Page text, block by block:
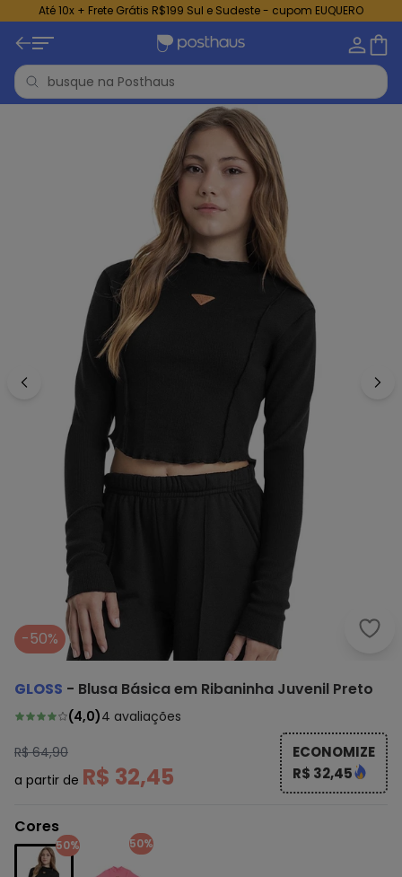
Até 10x + Frete Grátis R$199 Sul e Sudeste - cupom EUQUERO
-50%
GLOSS - Blusa Básica em Ribaninha Juvenil Preto
(4,0)4 avaliações
R$ 64,90
a partir de R$ 32,45
ECONOMIZE
R$ 32,45
Cores
50% 50%